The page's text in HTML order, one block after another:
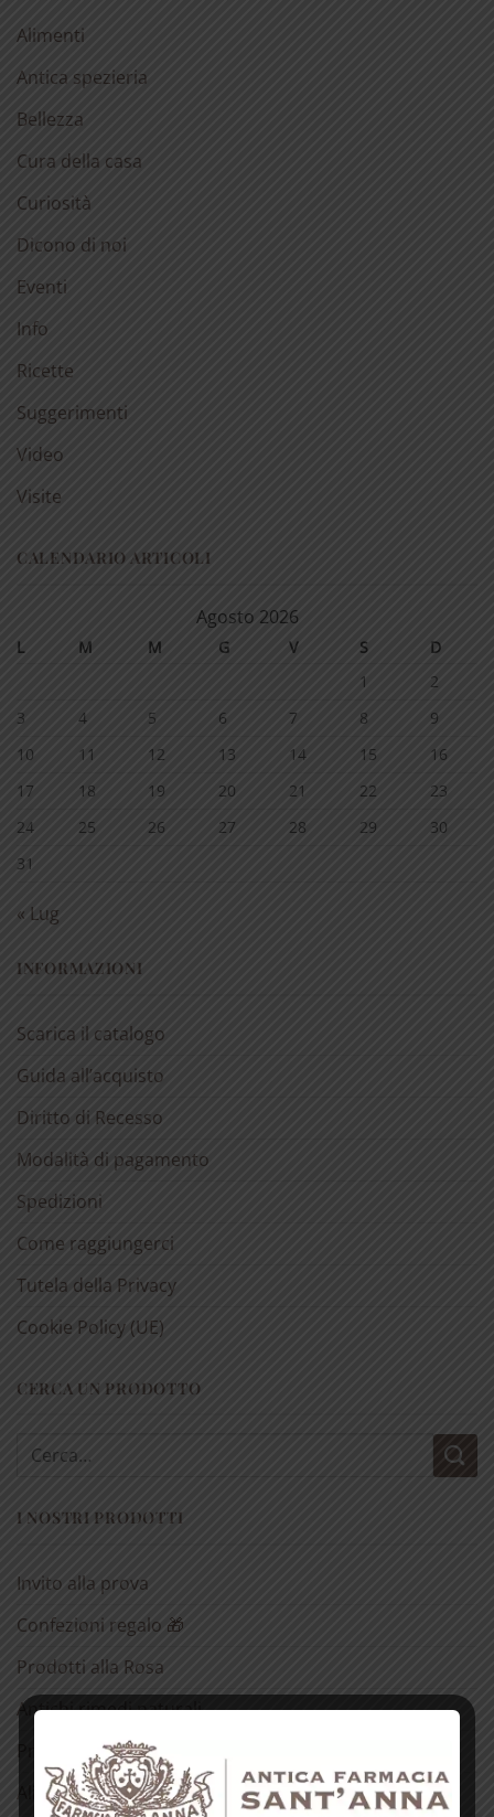
Alimenti
Antica spezieria
Bellezza
Cura della casa
Curiosità
Dicono di noi
Eventi
Info
Ricette
Suggerimenti
Video
Visite
CALENDARIO ARTICOLI
Agosto 2026
L M M G V S
D
1
2
3
4 5 6 7 8
9
10
11 12 13 14 15
16
17
18 19 20 21 22
23
24
25 26 27 28 29
30
31
« Lug
INFORMAZIONI
Scarica il catalogo
Guida all’acquisto
Diritto di Recesso
Modalità di pagamento
Spedizioni
Come raggiungerci
Tutela della Privacy
Cookie Policy (UE)
CERCA UN PRODOTTO
Cerca:
I NOSTRI PRODOTTI
Invito alla prova
Confezioni regalo 🎁
Prodotti alla Rosa
Antichi rimedi naturali
Prodotti dell’alveare
Alimentari